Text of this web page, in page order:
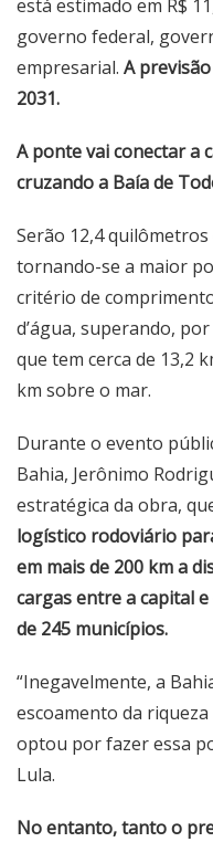
está estimado em R$
governo federal,
empresarial. A
2031.
A ponte vai conectar a
cruzando a Baía de
Serão 12,4
tornando-se a maior
critério de
d’água, superando,
que tem cerca de 13,2
km sobre o mar.
Durante o evento
Bahia, Jerônimo
estratégica da obra,
logístico rodoviário
em mais de 200 km a
cargas entre a capital
de 245 municípios.
“Inegavelmente, a
escoamento da
optou por fazer essa
Lula.
No entanto, tanto o